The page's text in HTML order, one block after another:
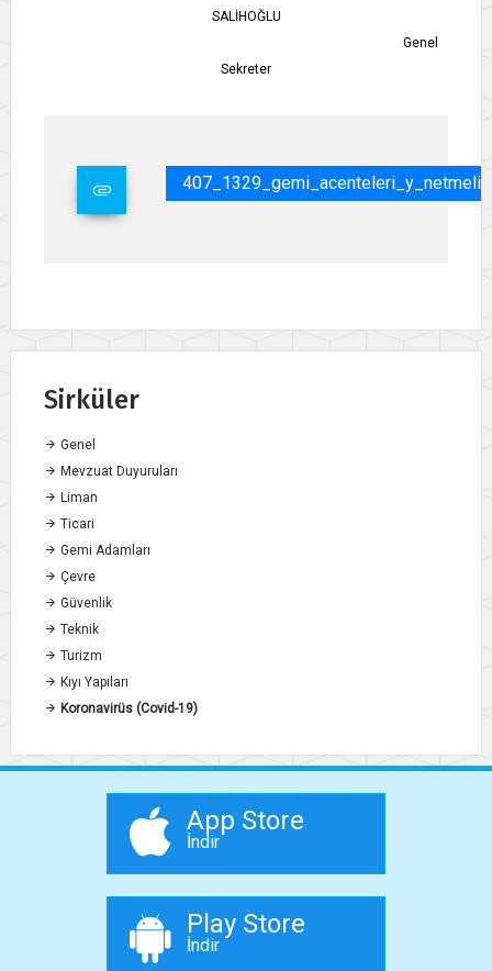
SALİHOĞLU
Genel
Sekreter
Sirküler
Genel
Mevzuat Duyuruları
Liman
Ticari
Gemi Adamları
Çevre
Güvenlik
Teknik
Turizm
Kıyı Yapıları
Koronavirüs (Covid-19)
App Store
İndir
Play Store
İndir